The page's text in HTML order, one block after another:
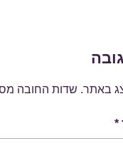
באתר. שדות החובה
*